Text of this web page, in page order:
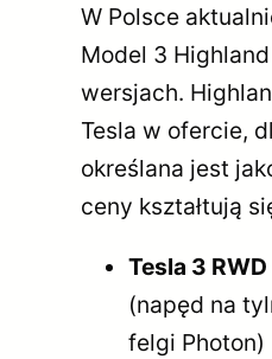
W Polsce
Model 3
wersjach.
Tesla w ofercie,
określana jest
ceny kształtują
Tesla 3
(napęd na
felgi Photon)